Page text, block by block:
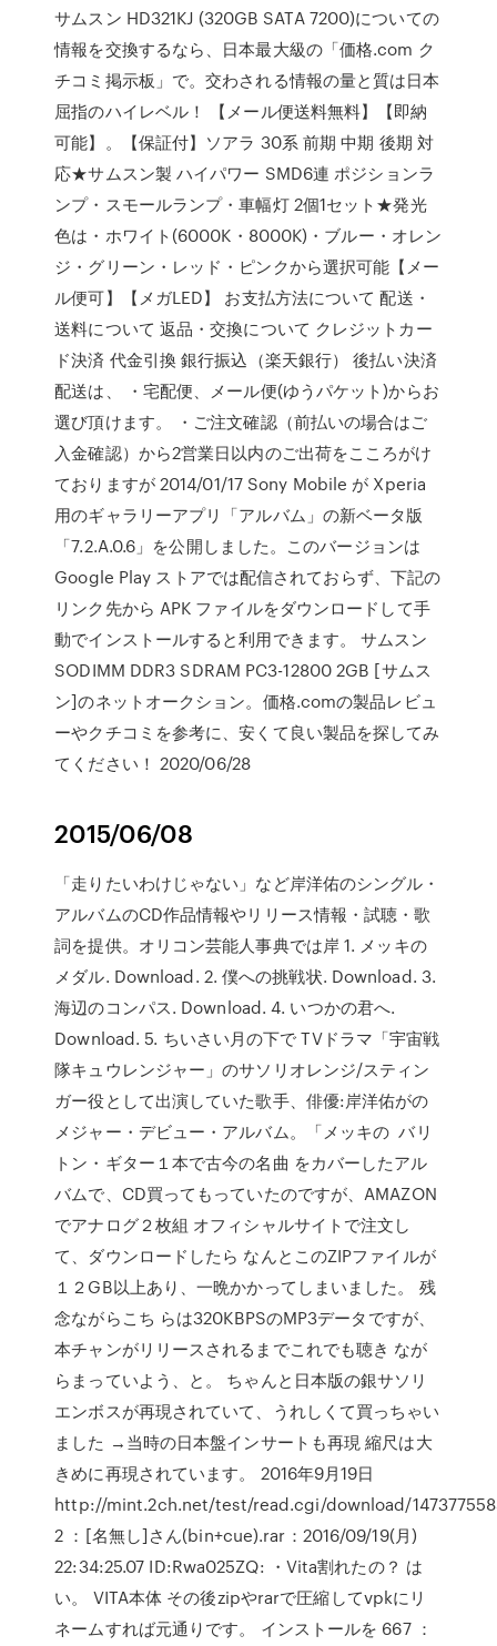
サムスン HD321KJ (320GB SATA 7200)についての
情報を交換するなら、日本最大級の「価格.com ク
チコミ掲示板」で。交わされる情報の量と質は日本
屈指のハイレベル！ 【メール便送料無料】【即納
可能】。【保証付】ソアラ 30系 前期 中期 後期 対
応★サムスン製 ハイパワー SMD6連 ポジションラ
ンプ・スモールランプ・車幅灯 2個1セット★発光
色は・ホワイト(6000K・8000K)・ブルー・オレン
ジ・グリーン・レッド・ピンクから選択可能【メー
ル便可】【メガLED】 お支払方法について 配送・
送料について 返品・交換について クレジットカー
ド決済 代金引換 銀行振込（楽天銀行） 後払い決済
配送は、 ・宅配便、メール便(ゆうパケット)からお
選び頂けます。 ・ご注文確認（前払いの場合はご
入金確認）から2営業日以内のご出荷をこころがけ
ておりますが 2014/01/17 Sony Mobile が Xperia
用のギャラリーアプリ「アルバム」の新ベータ版
「7.2.A.0.6」を公開しました。このバージョンは
Google Play ストアでは配信されておらず、下記の
リンク先から APK ファイルをダウンロードして手
動でインストールすると利用できます。 サムスン
SODIMM DDR3 SDRAM PC3-12800 2GB [サムス
ン]のネットオークション。価格.comの製品レビュ
ーやクチコミを参考に、安くて良い製品を探してみ
てください！ 2020/06/28
2015/06/08
「走りたいわけじゃない」など岸洋佑のシングル・
アルバムのCD作品情報やリリース情報・試聴・歌
詞を提供。オリコン芸能人事典では岸 1. メッキの
メダル. Download. 2. 僕への挑戦状. Download. 3.
海辺のコンパス. Download. 4. いつかの君へ.
Download. 5. ちいさい月の下で TVドラマ「宇宙戦
隊キュウレンジャー」のサソリオレンジ/スティン
ガー役として出演していた歌手、俳優:岸洋佑がの
メジャー・デビュー・アルバム。「メッキの バリ
トン・ギター１本で古今の名曲 をカバーしたアル
バムで、CD買ってもっていたのですが、AMAZON
でアナログ２枚組 オフィシャルサイトで注文し
て、ダウンロードしたら なんとこのZIPファイルが
１２GB以上あり、一晩かかってしまいました。 残
念ながらこち らは320KBPSのMP3データですが、
本チャンがリリースされるまでこれでも聴き なが
らまっていよう、と。 ちゃんと日本版の銀サソリ
エンボスが再現されていて、うれしくて買っちゃい
ました →当時の日本盤インサートも再現 縮尺は大
きめに再現されています。 2016年9月19日
http://mint.2ch.net/test/read.cgi/download/
2 ：[名無し]さん(bin+cue).rar：2016/09/19(月)
22:34:25.07 ID:Rwa025ZQ: ・Vita割れたの？ は
い。 VITA本体 その後zipやrarで圧縮してvpkにリ
ネームすれば元通りです。 インストールを 667 ：